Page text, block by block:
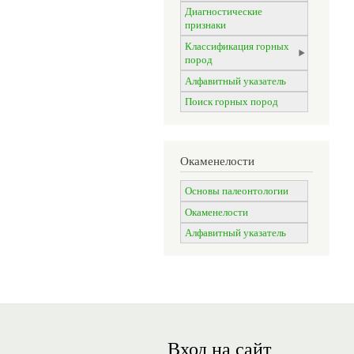
Диагностические
признаки
Классификация горных
пород
Алфавитный указатель
Поиск горных пород
Окаменелости
Основы палеонтологии
Окаменелости
Алфавитный указатель
Вход на сайт